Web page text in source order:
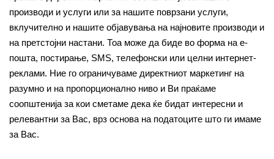
производи и услуги или за нашите поврзани услуги,
вклучително и нашите објавувања на најновите производи и
на претстојни настани. Тоа може да биде во форма на е-
пошта, постирање, SMS, телефонски или целни интернет-
реклами. Ние го ограничуваме директниот маркетинг на
разумно и на пропорционално ниво и Ви праќаме
соопштенија за кои сметаме дека ќе бидат интересни и
релевантни за Вас, врз основа на податоците што ги имаме
за Вас.